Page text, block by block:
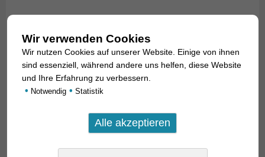
Wir verwenden Cookies
Wir nutzen Cookies auf unserer Website. Einige von ihnen
sind essenziell, während andere uns helfen, diese Website
und Ihre Erfahrung zu verbessern.
• Notwendig • Statistik